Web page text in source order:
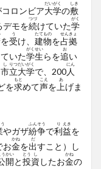
コロンビア大
だい
学
がく
の敷
しき
デモを続
つづ
けていた学
がく
を受
う
け、 建
たて
物
もの
を占
せん
拠
きょ
いた学
がく
生
せい
らを追
お
い
市
し
立
りつ
大
だい
学
がく
で、200人
にん
を求
もと
めて声
こえ
を 上
あ
げま
やガザ紛
ふん
争
そう
で利
り
益
えき
を
お金
かね
を出
だ
すこと）し
う
開
かい
と投
とう
資
し
したお金
かね
の